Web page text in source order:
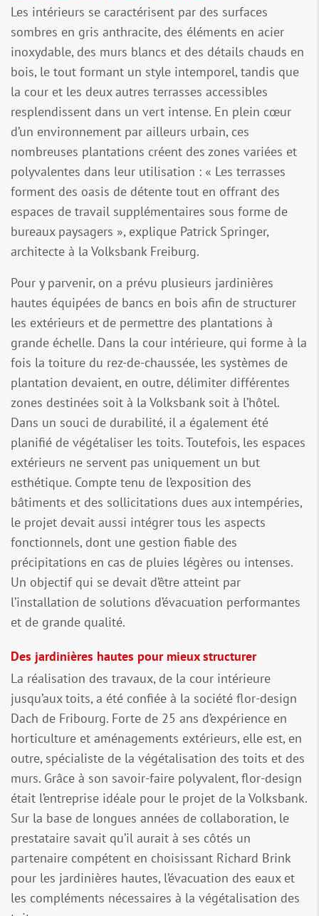
Les intérieurs se caractérisent par des surfaces
sombres en gris anthracite, des éléments en acier
inoxydable, des murs blancs et des détails chauds en
bois, le tout formant un style intemporel, tandis que
la cour et les deux autres terrasses accessibles
resplendissent dans un vert intense. En plein cœur
d’un environnement par ailleurs urbain, ces
nombreuses plantations créent des zones variées et
polyvalentes dans leur utilisation : « Les terrasses
forment des oasis de détente tout en offrant des
espaces de travail supplémentaires sous forme de
bureaux paysagers », explique Patrick Springer,
architecte à la Volksbank Freiburg.
Pour y parvenir, on a prévu plusieurs jardinières
hautes équipées de bancs en bois afin de structurer
les extérieurs et de permettre des plantations à
grande échelle. Dans la cour intérieure, qui forme à la
fois la toiture du rez-de-chaussée, les systèmes de
plantation devaient, en outre, délimiter différentes
zones destinées soit à la Volksbank soit à l’hôtel.
Dans un souci de durabilité, il a également été
planifié de végétaliser les toits. Toutefois, les espaces
extérieurs ne servent pas uniquement un but
esthétique. Compte tenu de l’exposition des
bâtiments et des sollicitations dues aux intempéries,
le projet devait aussi intégrer tous les aspects
fonctionnels, dont une gestion fiable des
précipitations en cas de pluies légères ou intenses.
Un objectif qui se devait d’être atteint par
l’installation de solutions d’évacuation performantes
et de grande qualité.
Des jardinières hautes pour mieux structurer
La réalisation des travaux, de la cour intérieure
jusqu’aux toits, a été confiée à la société flor-design
Dach de Fribourg. Forte de 25 ans d’expérience en
horticulture et aménagements extérieurs, elle est, en
outre, spécialiste de la végétalisation des toits et des
murs. Grâce à son savoir-faire polyvalent, flor-design
était l’entreprise idéale pour le projet de la Volksbank.
Sur la base de longues années de collaboration, le
prestataire savait qu’il aurait à ses côtés un
partenaire compétent en choisissant Richard Brink
pour les jardinières hautes, l’évacuation des eaux et
les compléments nécessaires à la végétalisation des